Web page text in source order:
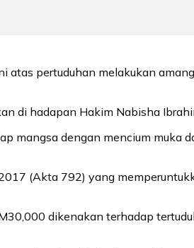
pertuduhan melakukan
di hadapan Hakim Nabisha
mangsa dengan mencium muka
(Akta 792) yang
dikenakan terhadap